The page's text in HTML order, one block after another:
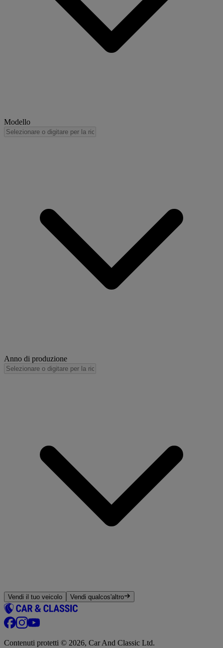
Modello
Anno di produzione
Vendi il tuo veicolo Vendi qualcos'altro
Contenuti protetti © 2026, Car And Classic Ltd.